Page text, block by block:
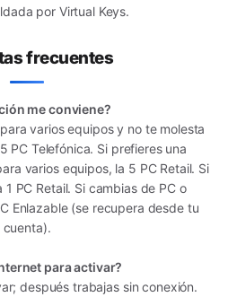
por Virtual Keys.
frecuentes
me conviene?
varios equipos y no te molesta
PC Telefónica. Si prefieres una
varios equipos, la 5 PC Retail. Si
1 PC Retail. Si cambias de PC o
Enlazable (se recupera desde tu
cuenta).
para activar?
después trabajas sin conexión.